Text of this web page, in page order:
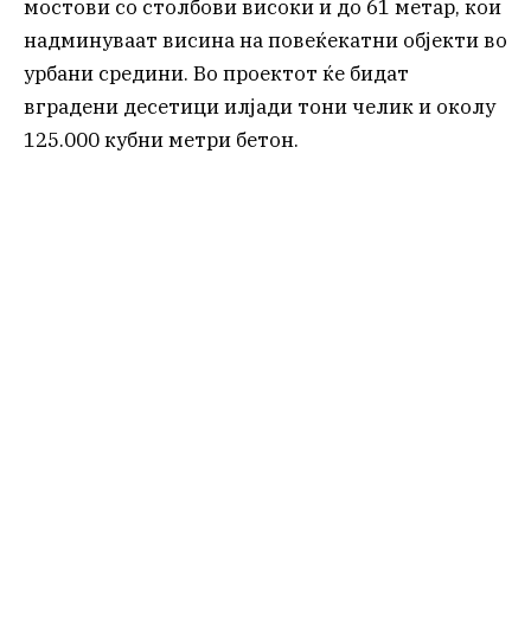
мостови со столбови високи и до 61 метар, кои
надминуваат висина на повеќекатни објекти во
урбани средини. Во проектот ќе бидат
вградени десетици илјади тони челик и околу
125.000 кубни метри бетон.